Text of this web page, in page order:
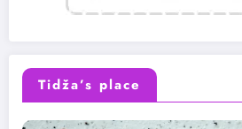
Tidža’s place